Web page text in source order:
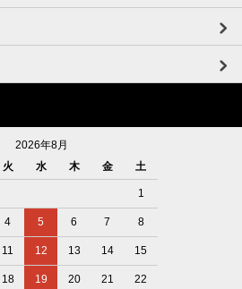
2026年8月
火 水 木 金 土
1
4 5 6 7 8
11 12 13 14 15
18 19 20 21 22